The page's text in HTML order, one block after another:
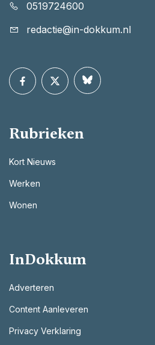
0519724600
redactie@in-dokkum.nl
Rubrieken
Kort Nieuws
Werken
Wonen
InDokkum
Adverteren
Content Aanleveren
Privacy Verklaring